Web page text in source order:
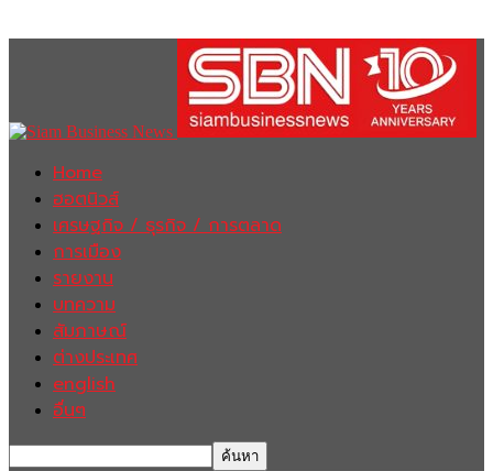
Home
ฮอตนิวส์
เศรษฐกิจ / ธุรกิจ / การตลาด
การเมือง
รายงาน
บทความ
สัมภาษณ์
ต่างประเทศ
english
อื่นๆ